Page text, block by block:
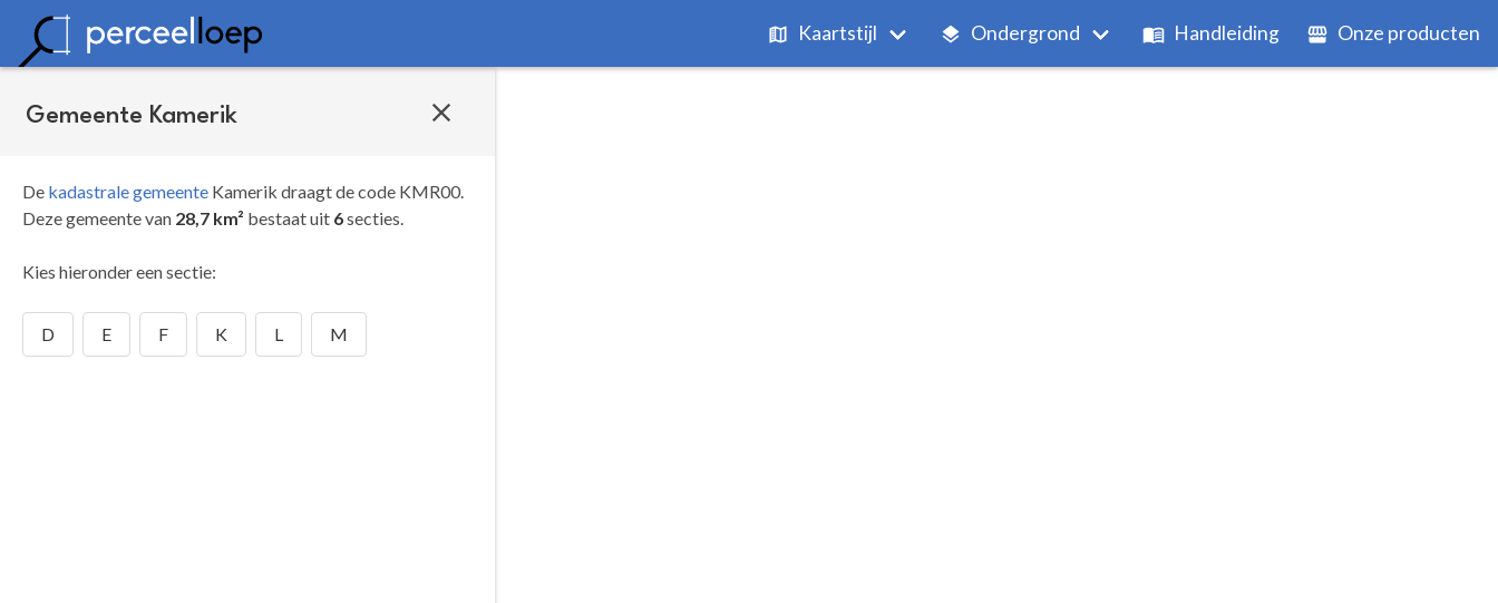
Kaartstijl Ondergrond Handleiding Onze producten
Gemeente Kamerik
De kadastrale gemeente Kamerik draagt de code KMR00.
Deze gemeente van 28,7 km² bestaat uit 6secties.
Kies hieronder een sectie:
D E F K L M